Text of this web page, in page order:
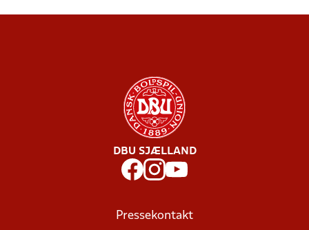
DBU SJÆLLAND
Pressekontakt